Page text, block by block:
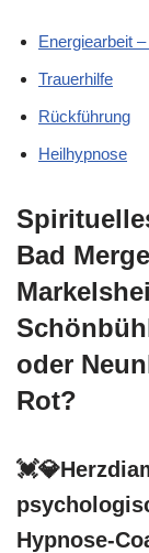
Energiearbeit
Trauerhilfe
Rückführung
Heilhypnose
Bad
oder
Rot?
Hypnose-